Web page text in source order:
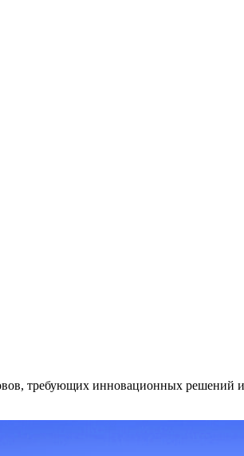
требующих инновационных решений